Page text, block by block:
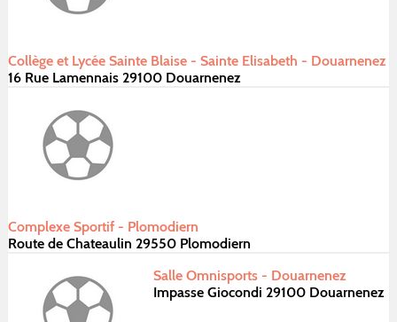
Collège et Lycée Sainte Blaise - Sainte Elisabeth - Douarnenez
16 Rue Lamennais 29100 Douarnenez
Complexe Sportif - Plomodiern
Route de Chateaulin 29550 Plomodiern
Salle Omnisports - Douarnenez
Impasse Giocondi 29100 Douarnenez